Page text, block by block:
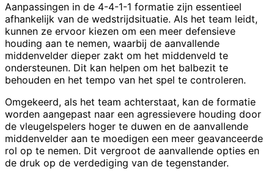
Aanpassingen in de 4-4-1-1 formatie zijn essentieel
afhankelijk van de wedstrijdsituatie. Als het team leidt,
kunnen ze ervoor kiezen om een meer defensieve
houding aan te nemen, waarbij de aanvallende
middenvelder dieper zakt om het middenveld te
ondersteunen. Dit kan helpen om het balbezit te
behouden en het tempo van het spel te controleren.
Omgekeerd, als het team achterstaat, kan de formatie
worden aangepast naar een agressievere houding door
de vleugelspelers hoger te duwen en de aanvallende
middenvelder aan te moedigen een meer geavanceerde
rol op te nemen. Dit vergroot de aanvallende opties en
de druk op de verdediging van de tegenstander.